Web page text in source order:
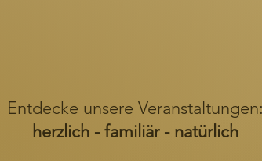
Entdecke unsere Veranstaltungen:
herzlich - familiär - natürlich